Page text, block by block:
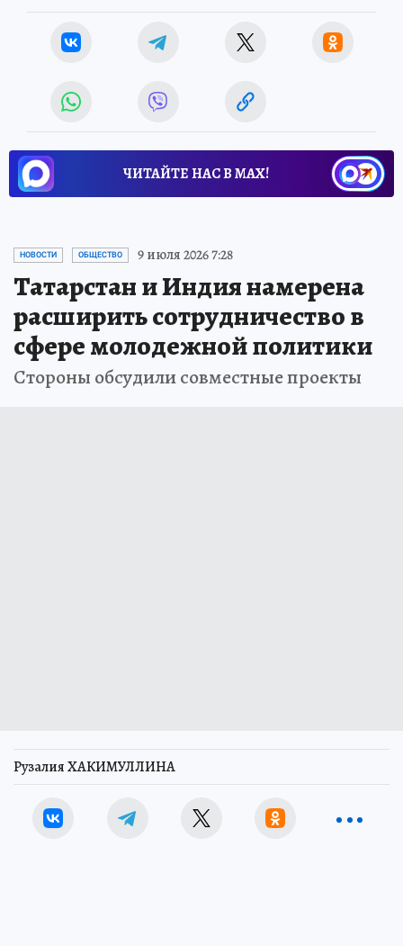
ЧИТАЙТЕ НАС В МАХ!
НОВОСТИ ОБЩЕСТВО 9 июля 2026 7:28
Татарстан и Индия намерена
расширить сотрудничество в
сфере молодежной политики
Стороны обсудили совместные проекты
Рузалия ХАКИМУЛЛИНА